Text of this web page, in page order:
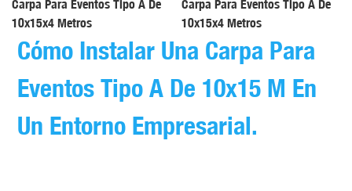
Carpa Para Eventos Tipo A De
10x15x4 Metros
Carpa Para Eventos Tipo A De
10x15x4 Metros
Cómo Instalar Una Carpa Para
Eventos Tipo A De 10x15 M En
Un Entorno Empresarial.